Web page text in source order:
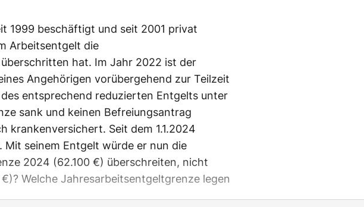
1999 beschäftigt und seit 2001 privat
Arbeitsentgelt die
hat. Im Jahr 2022 ist der
Angehörigen vorübergehend zur Teilzeit
entsprechend reduzierten Entgelts unter
sank und keinen Befreiungsantrag
krankenversichert. Seit dem 1.1.2024
seinem Entgelt würde er nun die
2024 (62.100 €) überschreiten, nicht
Welche Jahresarbeitsentgeltgrenze legen